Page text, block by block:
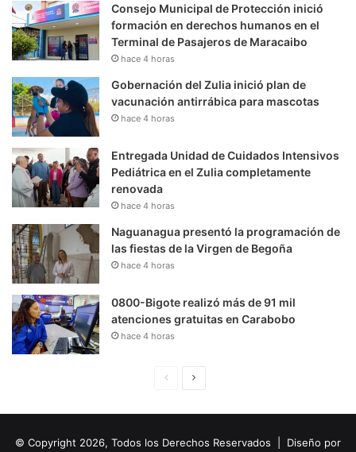
Consejo Municipal de Protección inició
formación en derechos humanos en el
Terminal de Pasajeros de Maracaibo
hace 4 horas
Gobernación del Zulia inició plan de
vacunación antirrábica para mascotas
hace 4 horas
Entregada Unidad de Cuidados Intensivos
Pediátrica en el Zulia completamente
renovada
hace 4 horas
Naguanagua presentó la programación de
las fiestas de la Virgen de Begoña
hace 4 horas
0800-Bigote realizó más de 91 mil
atenciones gratuitas en Carabobo
hace 4 horas
i
u
© Copyright 2026, Todos los Derechos Reservados | Diseño por